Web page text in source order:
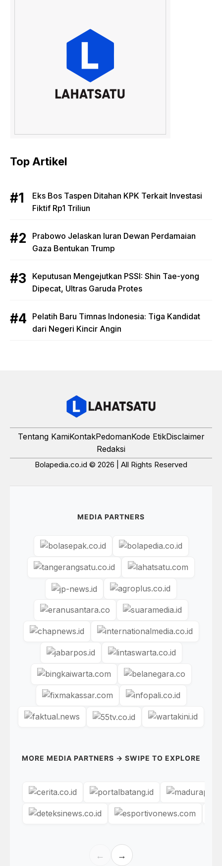
Top Artikel
Eks Bos Taspen Ditahan KPK Terkait Investasi
Fiktif Rp1 Triliun
Prabowo Jelaskan Iuran Dewan Perdamaian
Gaza Bentukan Trump
Keputusan Mengejutkan PSSI: Shin Tae-yong
Dipecat, Ultras Garuda Protes
Pelatih Baru Timnas Indonesia: Tiga Kandidat
dari Negeri Kincir Angin
Tentang KamiKontakPedomanKode EtikDisclaimer
Redaksi
Bolapedia.co.id © 2026 | All Rights Reserved
MEDIA PARTNERS
MORE MEDIA PARTNERS → SWIPE TO EXPLORE
← →